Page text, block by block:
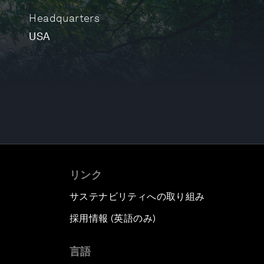
Headquarters
USA
リンク
サステナビリティへの取り組み
採用情報 (英語のみ)
言語